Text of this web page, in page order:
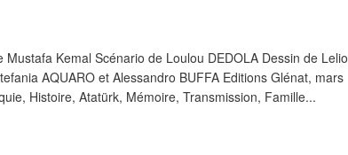
Kemal Scénario de Loulou DEDOLA Dessin de Lelio
AQUARO et Alessandro BUFFA Editions Glénat, mars
Histoire, Atatürk, Mémoire, Transmission, Famille...